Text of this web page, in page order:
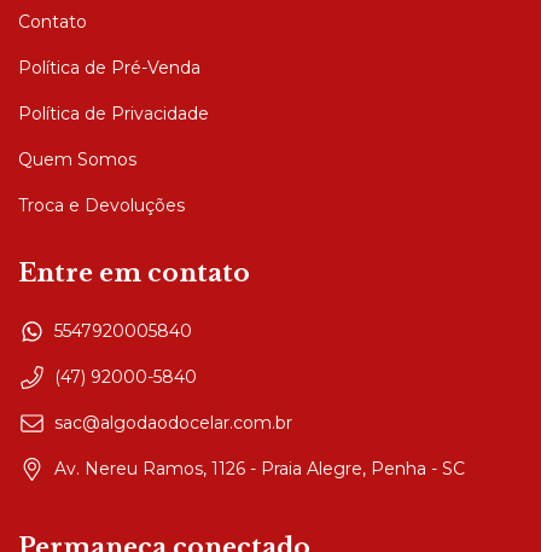
Contato
Política de Pré-Venda
Política de Privacidade
Quem Somos
Troca e Devoluções
Entre em contato
5547920005840
(47) 92000-5840
sac@algodaodocelar.com.br
Av. Nereu Ramos, 1126 - Praia Alegre, Penha - SC